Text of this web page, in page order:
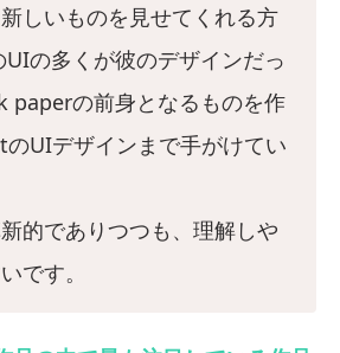
しいものを見せてくれる方
の多くが彼のデザインだっ
paperの前身となるものを作
UIデザインまで手がけてい
的でありつつも、理解しや
です。